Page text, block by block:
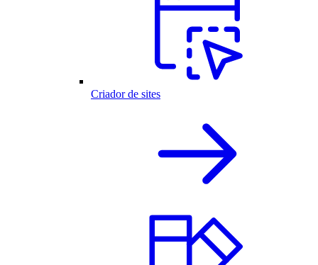
Criador de sites